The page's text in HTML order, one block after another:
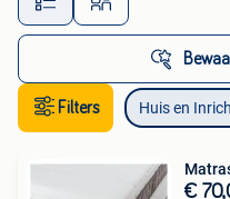
Filters Huis en
€